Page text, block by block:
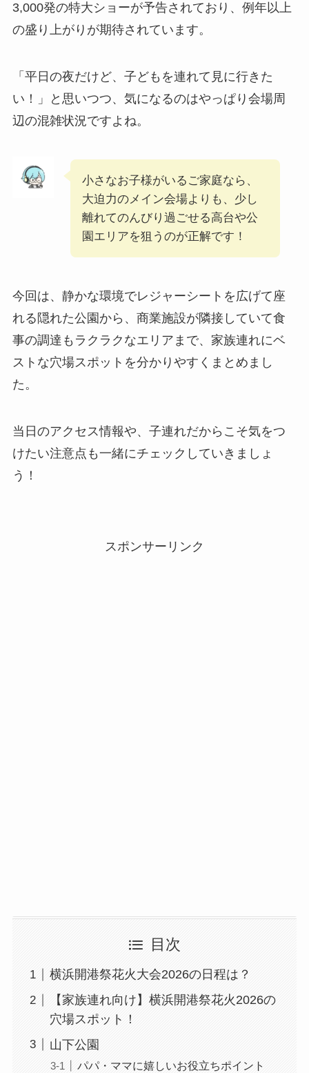
3,000発の特大ショーが予告されており、例年以上
の盛り上がりが期待されています。
「平日の夜だけど、子どもを連れて見に行きた
い！」と思いつつ、気になるのはやっぱり会場周
辺の混雑状況ですよね。
小さなお子様がいるご家庭なら、
大迫力のメイン会場よりも、少し
離れてのんびり過ごせる高台や公
園エリアを狙うのが正解です！
今回は、静かな環境でレジャーシートを広げて座
れる隠れた公園から、商業施設が隣接していて食
事の調達もラクラクなエリアまで、家族連れにベ
ストな穴場スポットを分かりやすくまとめまし
た。
当日のアクセス情報や、子連れだからこそ気をつ
けたい注意点も一緒にチェックしていきましょ
う！
スポンサーリンク
目次
横浜開港祭花火大会2026の日程は？
【家族連れ向け】横浜開港祭花火2026の
穴場スポット！
山下公園
パパ・ママに嬉しいお役立ちポイント